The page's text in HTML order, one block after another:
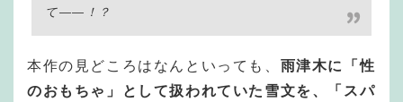
て——！？
本作の見どころはなんといっても、 雨津木に「性
のおもちゃ」として扱われていた雪文を、「スパ